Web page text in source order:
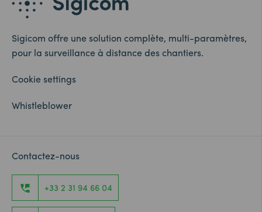
Sigicom offre une solution complète, multi-paramètres,
pour la surveillance à distance des chantiers.
Cookie settings
Whistleblower
Contactez-nous
+33 2 31 94 66 04